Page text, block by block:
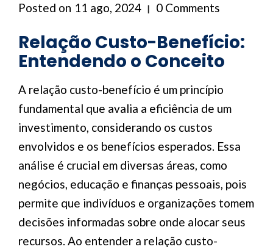
Posted on 11 ago, 2024 0 Comments
Relação Custo-Benefício:
Entendendo o Conceito
A relação custo-benefício é um princípio
fundamental que avalia a eficiência de um
investimento, considerando os custos
envolvidos e os benefícios esperados. Essa
análise é crucial em diversas áreas, como
negócios, educação e finanças pessoais, pois
permite que indivíduos e organizações tomem
decisões informadas sobre onde alocar seus
recursos. Ao entender a relação custo-